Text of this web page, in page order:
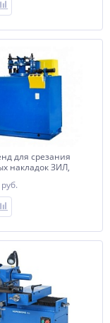
для срезания
накладок ЗИЛ,
руб.